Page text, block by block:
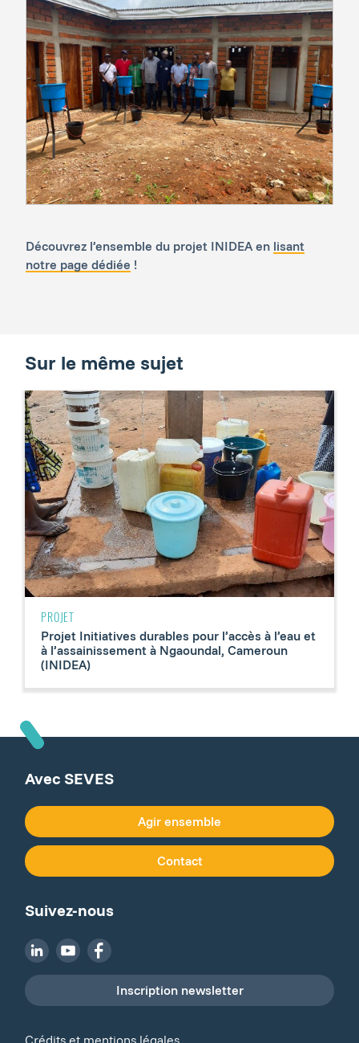
Découvrez l’ensemble du projet INIDEA en lisant
notre page dédiée !
Sur le même sujet
PROJET
Projet Initiatives durables pour l’accès à l’eau et
à l’assainissement à Ngaoundal, Cameroun
(INIDEA)
Avec SEVES
Agir ensemble
Contact
Suivez-nous
Inscription newsletter
Crédits et mentions légales